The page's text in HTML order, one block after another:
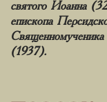
святого Иоанна
епископа
(1937).